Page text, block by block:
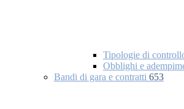
Tipologie di
Obblighi e
Bandi di gara e contratti 653